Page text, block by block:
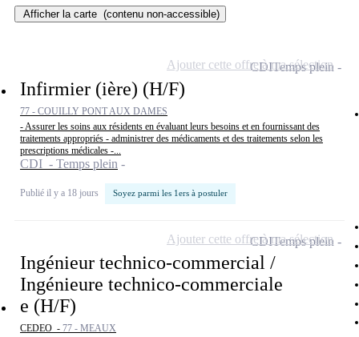
Afficher la carte (contenu non-accessible)
Infirmier (ière) (H/F)
77 - COUILLY PONT AUX DAMES
- Assurer les soins aux résidents en évaluant leurs besoins et en fournissant des
traitements appropriés - administrer des médicaments et des traitements selon les
prescriptions médicales -...
CDI - Temps plein
Publié il y a 18 jours Soyez parmi les 1ers à postuler
CDITemps plein
Ajouter cette offre à ma sélection
Ingénieur technico-commercial /
Ingénieure technico-commerciale
e (H/F)
CEDEO - 77 - MEAUX
CDITemps plein
Ajouter cette offre à ma sélection